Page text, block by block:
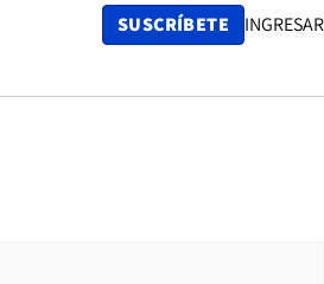
SUSCRÍBETE INGRESAR